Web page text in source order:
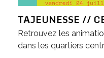
TAJEUNESSE //
Retrouvez les
dans les quartiers